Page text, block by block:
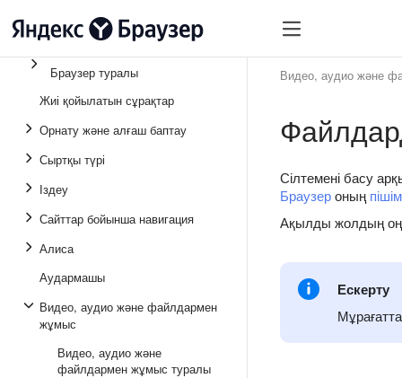
Браузер туралы
Жиі қойылатын сұрақтар
Орнату және алғаш баптау
Сыртқы түрі
Іздеу
Сайттар бойынша навигация
Алиса
Аудармашы
Видео, аудио және файлдармен
жұмыс
Видео, аудио және
файлдармен жұмыс туралы
Видео, аудио және
Сілтемені басу
Браузероның
Ақылды жолдың
Ескерту